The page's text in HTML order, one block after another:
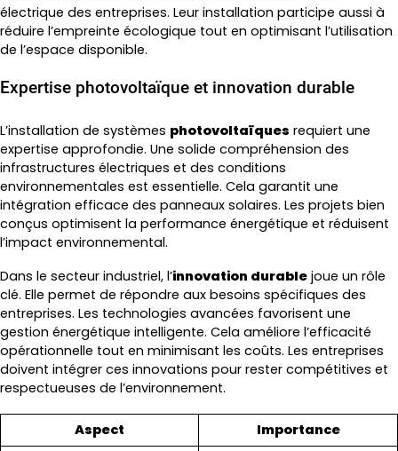
électrique des entreprises. Leur installation participe aussi à
réduire l’empreinte écologique tout en optimisant l’utilisation
de l’espace disponible.
Expertise photovoltaïque et innovation durable
L’installation de systèmes photovoltaïques requiert une
expertise approfondie. Une solide compréhension des
infrastructures électriques et des conditions
environnementales est essentielle. Cela garantit une
intégration efficace des panneaux solaires. Les projets bien
conçus optimisent la performance énergétique et réduisent
l’impact environnemental.
Dans le secteur industriel, l’innovation durable joue un rôle
clé. Elle permet de répondre aux besoins spécifiques des
entreprises. Les technologies avancées favorisent une
gestion énergétique intelligente. Cela améliore l’efficacité
opérationnelle tout en minimisant les coûts. Les entreprises
doivent intégrer ces innovations pour rester compétitives et
respectueuses de l’environnement.
Aspect Importance